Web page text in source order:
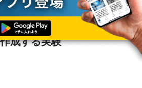
の場でAR付きの“動く年賀状”を作成する実験
ロボットがその場でAR付き
成する実験